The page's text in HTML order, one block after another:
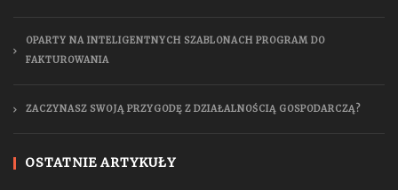
OPARTY NA INTELIGENTNYCH SZABLONACH PROGRAM DO
FAKTUROWANIA
ZACZYNASZ SWOJĄ PRZYGODĘ Z DZIAŁALNOŚCIĄ GOSPODARCZĄ?
OSTATNIE ARTYKUŁY